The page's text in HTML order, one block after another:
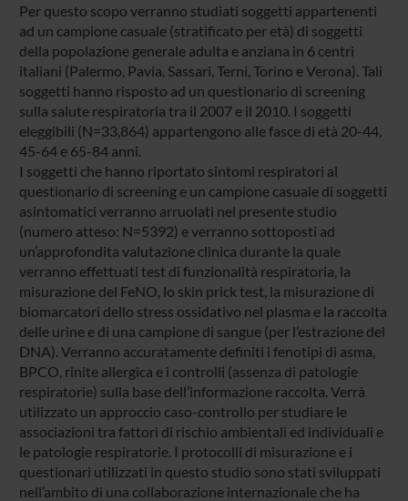
Per questo scopo verranno studiati soggetti appartenenti
ad un campione casuale (stratificato per età) di soggetti
della popolazione generale adulta e anziana in 6 centri
italiani (Palermo, Pavia, Sassari, Terni, Torino e Verona). Tali
soggetti hanno risposto ad un questionario di screening
sulla salute respiratoria tra il 2007 e il 2010. I soggetti
eleggibili (N=33,864) appartengono alle fasce di età 20-44,
45-64 e 65-84 anni.
I soggetti che hanno riportato sintomi respiratori al
questionario di screening e un campione casuale di soggetti
asintomatici verranno arruolati nel presente studio
(numero atteso: N=5392) e verranno sottoposti ad
un’approfondita valutazione clinica durante la quale
verranno effettuati test di funzionalità respiratoria, la
misurazione del FeNO, lo skin prick test, la misurazione di
biomarcatori dello stress ossidativo nel plasma e la raccolta
delle urine e di una campione di sangue (per l’estrazione del
DNA). Verranno accuratamente definiti i fenotipi di asma,
BPCO, rinite allergica e i controlli (assenza di patologie
respiratorie) sulla base dell’informazione raccolta. Verrà
utilizzato un approccio caso-controllo per studiare le
associazioni tra fattori di rischio ambientali ed individuali e
le patologie respiratorie. I protocolli di misurazione e i
questionari utilizzati in questo studio sono stati sviluppati
nell’ambito di una collaborazione internazionale che ha